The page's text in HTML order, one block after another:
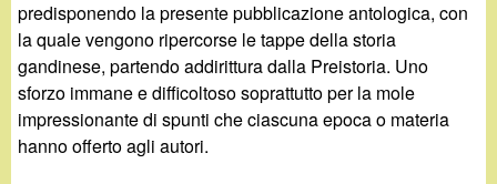
predisponendo la presente pubblicazione antologica, con
la quale vengono ripercorse le tappe della storia
gandinese, partendo addirittura dalla Preistoria. Uno
sforzo immane e difficoltoso soprattutto per la mole
impressionante di spunti che ciascuna epoca o materia
hanno offerto agli autori.